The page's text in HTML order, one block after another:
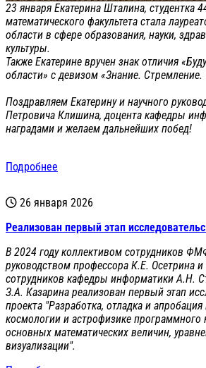
23 января Екатерина Шталина, студентка
математического факультета стала
области в сфере образования, науки,
культуры.
Также Екатерине вручен знак отличия
области» с девизом «Знание. Стремление.
Поздравляем Екатерину и научного
Петровича Клишина, доцента кафедры
наградами и желаем дальнейших побед!
Подробнее
26 января 2026
Реализован первый этап
В 2024 году коллективом сотрудников
руководством профессора К.Е. Осетрина и
сотрудников кафедры информатики А.Н.
З.А. Казарина реализован первый этап
проекта "Разработка, отладка и
космологии и астрофизике программного
основных математических величин,
визуализации".